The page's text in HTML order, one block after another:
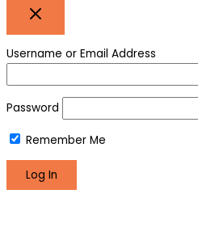
Username or Email Address
Password
Remember Me